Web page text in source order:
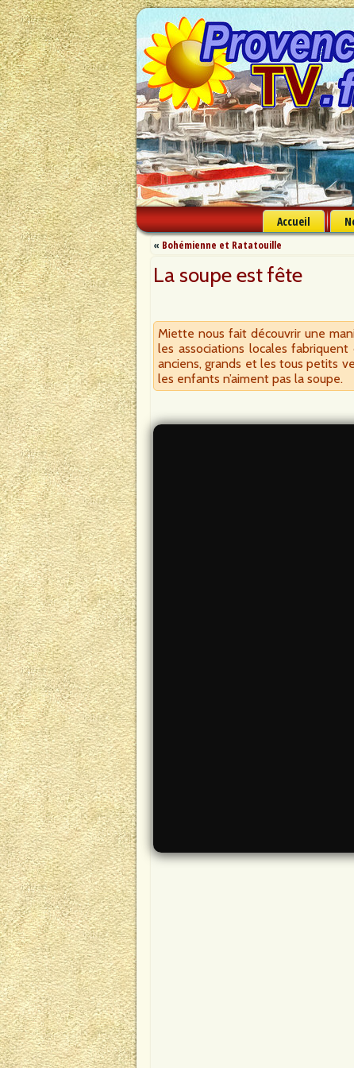
Accueil
« Bohémienne et Ratatouille
La soupe est fête
Miette nous fait découvrir une
les associations locales
anciens, grands et les tous petits
les enfants n’aiment pas la soupe.